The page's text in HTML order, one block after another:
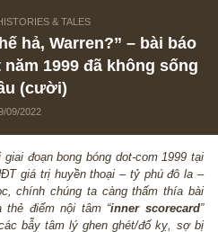
HISTORIES & TALES
thế hả, Warren?” – bài
năm 1999 đã không
09/09/2022
lại giai đoạn bong bóng dot-com
NĐT giá trị huyền thoại – tỷ phú